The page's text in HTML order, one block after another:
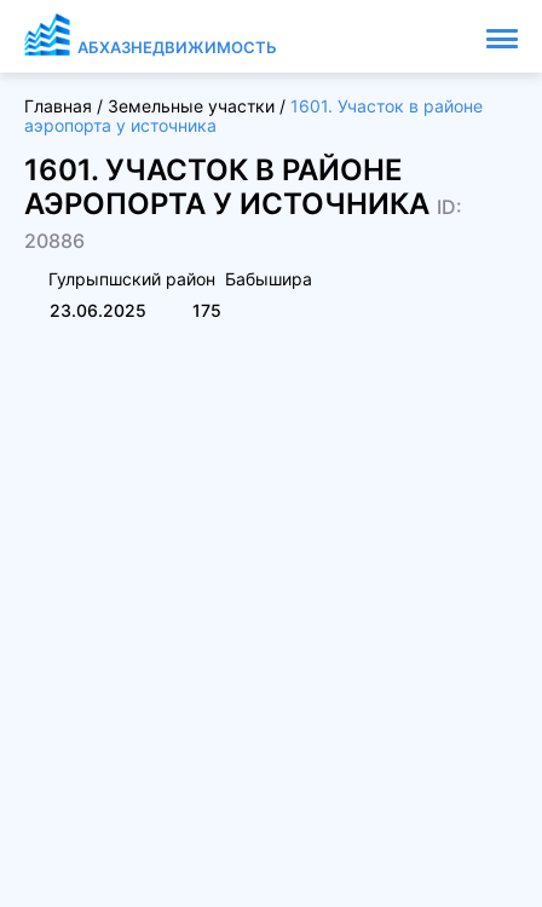
АБХАЗНЕДВИЖИМОСТЬ
Главная / Земельные участки / 1601. Участок в районе
аэропорта у источника
1601. УЧАСТОК В РАЙОНЕ
АЭРОПОРТА У ИСТОЧНИКА ID:
20886
Гулрыпшский район Бабышира
23.06.2025
175